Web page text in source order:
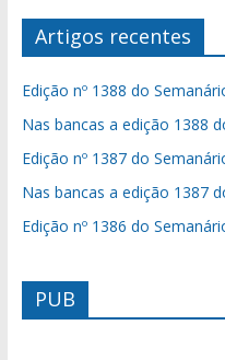
Artigos recentes
Edição nº 1388 do
Nas bancas a edição 1388
Edição nº 1387 do
Nas bancas a edição 1387
Edição nº 1386 do
PUB